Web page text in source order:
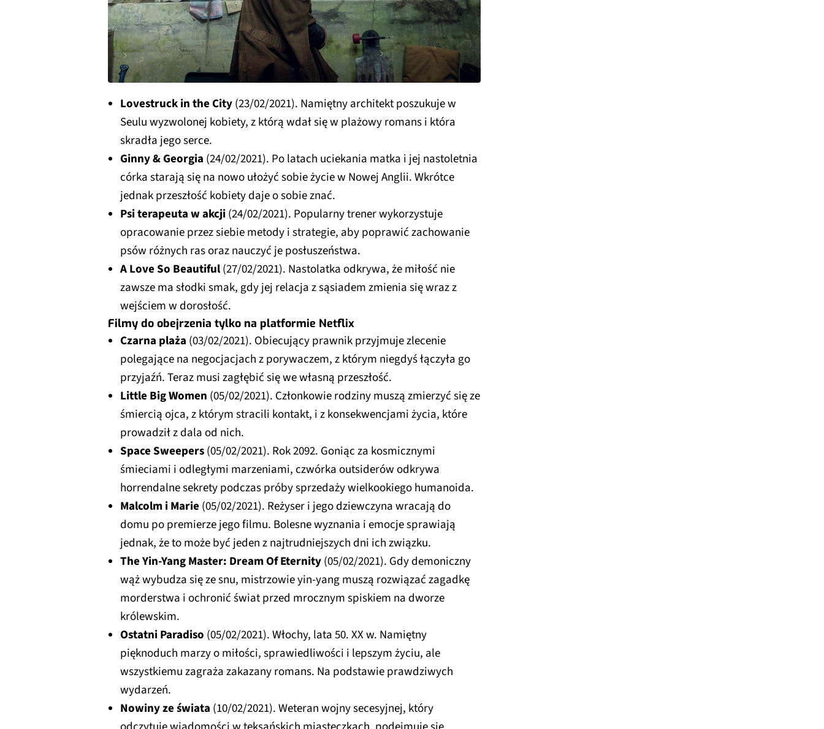
Lovestruck in the City(23/02/2021). Namiętny architekt poszukuje w
Seulu wyzwolonej kobiety, z którą wdał się w plażowy romans i która
skradła jego serce.
Ginny & Georgia (24/02/2021). Po latach uciekania matka i jej nastoletnia
córka starają się na nowo ułożyć sobie życie w Nowej Anglii. Wkrótce
jednak przeszłość kobiety daje o sobie znać.
Psi terapeuta w akcji(24/02/2021). Popularny trener wykorzystuje
opracowanie przez siebie metody i strategie, aby poprawić zachowanie
psów różnych ras oraz nauczyć je posłuszeństwa.
A Love So Beautiful(27/02/2021). Nastolatka odkrywa, że miłość nie
zawsze ma słodki smak, gdy jej relacja z sąsiadem zmienia się wraz z
wejściem w dorosłość.
Filmy do obejrzenia tylko na platformie Netflix
Czarna plaża (03/02/2021). Obiecujący prawnik przyjmuje zlecenie
polegające na negocjacjach z porywaczem, z którym niegdyś łączyła go
przyjaźń. Teraz musi zagłębić się we własną przeszłość.
Little Big Women (05/02/2021). Członkowie rodziny muszą zmierzyć się ze
śmiercią ojca, z którym stracili kontakt, i z konsekwencjami życia, które
prowadził z dala od nich.
Space Sweepers(05/02/2021). Rok 2092. Goniąc za kosmicznymi
śmieciami i odległymi marzeniami, czwórka outsiderów odkrywa
horrendalne sekrety podczas próby sprzedaży wielkookiego humanoida.
Malcolm i Marie(05/02/2021). Reżyser i jego dziewczyna wracają do
domu po premierze jego filmu. Bolesne wyznania i emocje sprawiają
jednak, że to może być jeden z najtrudniejszych dni ich związku.
The Yin-Yang Master: Dream Of Eternity(05/02/2021). Gdy demoniczny
wąż wybudza się ze snu, mistrzowie yin-yang muszą rozwiązać zagadkę
morderstwa i ochronić świat przed mrocznym spiskiem na dworze
królewskim.
Ostatni Paradiso (05/02/2021). Włochy, lata 50. XX w. Namiętny
pięknoduch marzy o miłości, sprawiedliwości i lepszym życiu, ale
wszystkiemu zagraża zakazany romans. Na podstawie prawdziwych
wydarzeń.
Nowiny ze świata (10/02/2021). Weteran wojny secesyjnej, który